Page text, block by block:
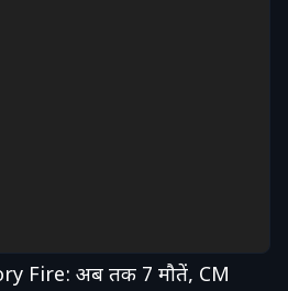
Fire: अब तक 7 मौतें, CM